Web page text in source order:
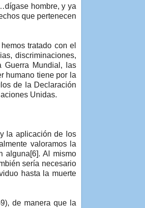
hombre, y ya
que pertenecen
tratado con el
discriminaciones,
Guerra Mundial, las
humano tiene por la
de la Declaración
Unidas.
la aplicación de los
valoramos la
alguna[6]. Al mismo
sería necesario
hasta la muerte
de manera que la